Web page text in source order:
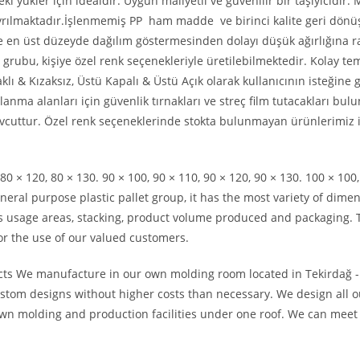
PP ham madde ve birinci kalite geri
düzeyde dağılım göstermesinden dolayı düşük ağırlığına
grubu, kişiye özel renk seçenekleriyle üretilebilmektedir. Kolay
Kızaksız, Üstü Kapalı & Üstü Açık olarak kullanıcının isteğine
alanları için güvenlik tırnakları ve streç film tutacakları
Özel renk seçeneklerinde stokta bulunmayan ürünlerimiz
120, 80 × 130. 90 × 100, 90 × 110, 90 × 120, 90 × 130. 100 ×
purpose plastic pallet group, it has the most variety of
areas, stacking, product volume produced and packaging.
the use of our valued customers.
We manufacture in our own molding room located in Tekirdağ
designs without higher costs than necessary. We design all
molding and production facilities under one roof. We can